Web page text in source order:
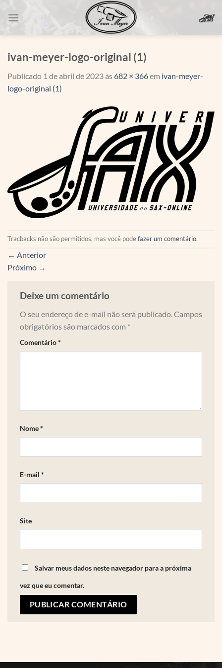
ivan-meyer-logo-original (1)
Publicado 1 de abril de 2023às682 × 366em ivan-meyer-
logo-original (1)
Tracbacks não são permitidos, mas você podefazer um comentário.
← Anterior
Próximo →
Deixe um comentário
O seu endereço de e-mail não será publicado.Campos
obrigatórios são marcados com *
Comentário*
Nome*
E-mail *
Site
Salvar meus dados neste navegador para a próxima
vez que eu comentar.